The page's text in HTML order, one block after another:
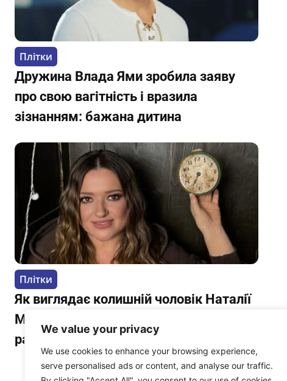
We value your privacy
We use cookies to enhance your browsing experience,
serve personalised ads or content, and analyse our traffic.
Плітки
Дружина Влада Ями зробила заяву
про свою вагітність і вразила
зізнанням: бажана дитина
Плітки
Як виглядає колишній чоловік Наталії
Могилевської? Зробив її мамою 3
рази, але не судилося